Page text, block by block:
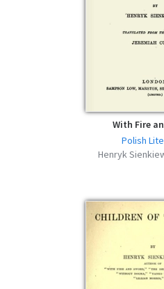
With Fire
Polish
Henryk